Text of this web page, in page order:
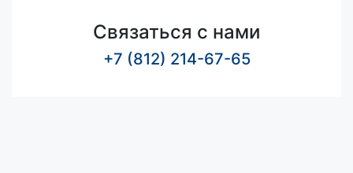
Связаться с нами
+7 (812) 214-67-65